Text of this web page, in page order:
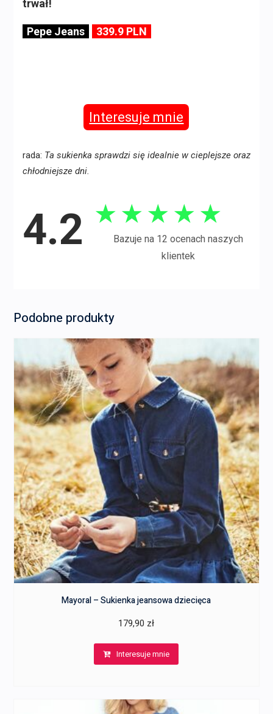
trwał!
Pepe Jeans 339.9 PLN
Interesuje mnie
rada: Ta sukienka sprawdzi się idealnie w cieplejsze oraz
chłodniejsze dni.
4.2 ★ ★ ★ ★ ★
Bazuje na 12 ocenach naszych
klientek
Podobne produkty
Mayoral – Sukienka jeansowa dziecięca
179,90 zł
Interesuje mnie